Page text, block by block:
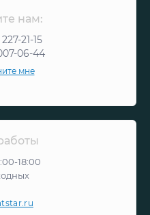
нам:
21-15
06-44
мне
18:00